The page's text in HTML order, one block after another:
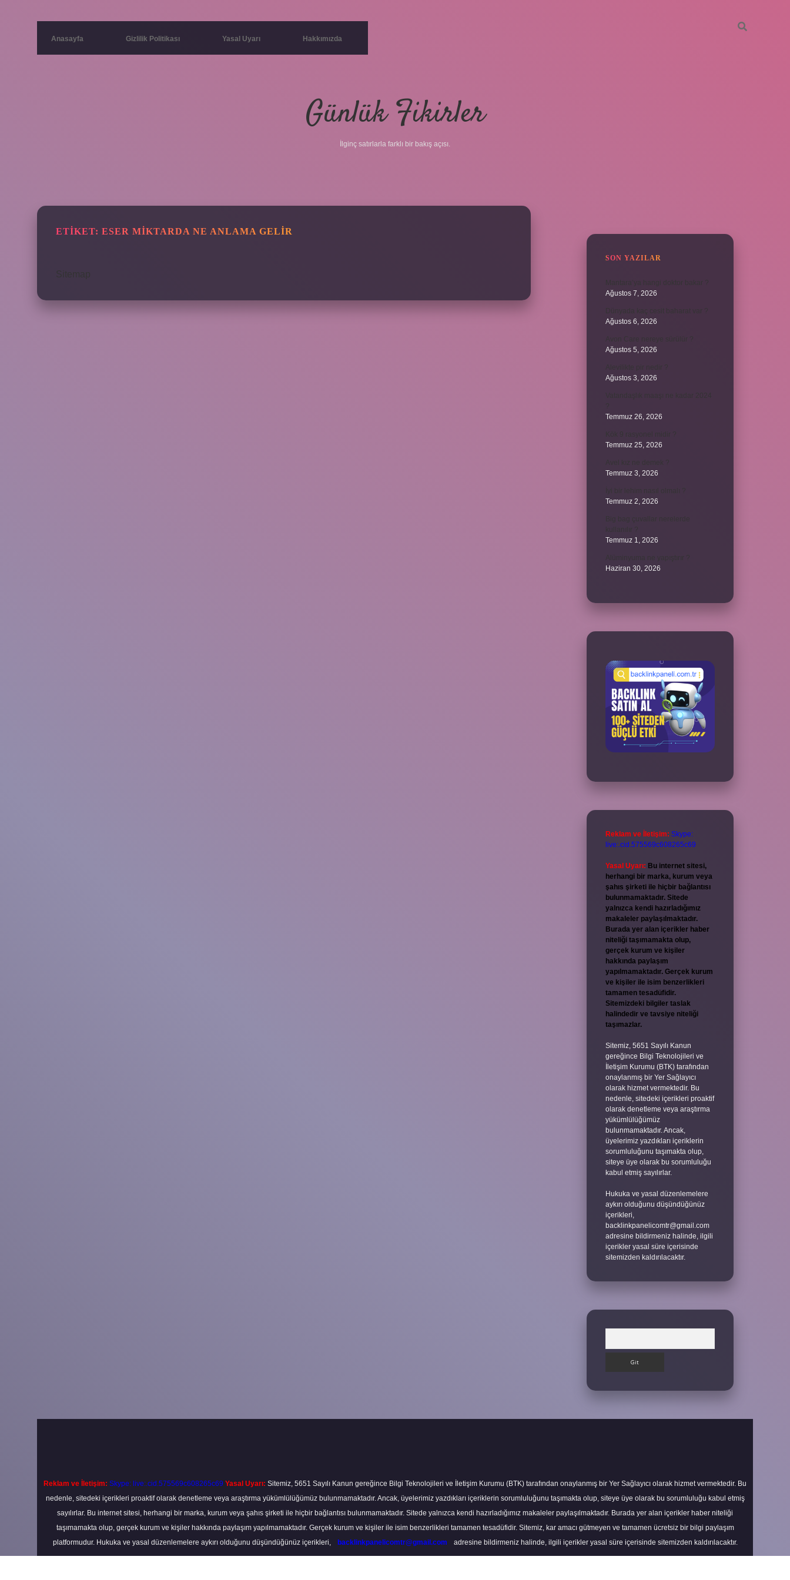
Anasayfa Gizlilik Politikası Yasal Uyarı Hakkımızda
Günlük Fikirler
İlginç satırlarla farklı bir bakış açısı.
ETIKET: ESER MIKTARDA NE ANLAMA GELIR
SON YAZILAR
Ağustos 7, 2026
Ağustos 6, 2026
Ağustos 5, 2026
Ağustos 3, 2026
Temmuz 26, 2026
Temmuz 25, 2026
Temmuz 3, 2026
Temmuz 2, 2026
Temmuz 1, 2026
Haziran 30, 2026
Reklam ve İletişim: Skype:
live:.cid.575569c608265c69
Yasal Uyarı: Bu internet sitesi,
herhangi bir marka, kurum veya
şahıs şirketi ile hiçbir bağlantısı
bulunmamaktadır. Sitede
yalnızca kendi hazırladığımız
makaleler paylaşılmaktadır.
Burada yer alan içerikler haber
niteliği taşımamakta olup,
gerçek kurum ve kişiler
hakkında paylaşım
yapılmamaktadır. Gerçek kurum
ve kişiler ile isim benzerlikleri
tamamen tesadüfidir.
Sitemizdeki bilgiler taslak
halindedir ve tavsiye niteliği
taşımazlar.
Sitemiz, 5651 Sayılı Kanun
gereğince Bilgi Teknolojileri ve
İletişim Kurumu (BTK) tarafından
onaylanmış bir Yer Sağlayıcı
olarak hizmet vermektedir. Bu
nedenle, sitedeki içerikleri proaktif
olarak denetleme veya araştırma
yükümlülüğümüz
bulunmamaktadır. Ancak,
üyelerimiz yazdıkları içeriklerin
sorumluluğunu taşımakta olup,
siteye üye olarak bu sorumluluğu
kabul etmiş sayılırlar.
Hukuka ve yasal düzenlemelere
aykırı olduğunu düşündüğünüz
içerikleri,
backlinkpanelicomtr@gmail.com
adresine bildirmeniz halinde, ilgili
içerikler yasal süre içerisinde
sitemizden kaldırılacaktır.
Reklam ve İletişim: Skype: live:.cid.575569c608265c69 Yasal Uyarı: Sitemiz, 5651 Sayılı Kanun gereğince Bilgi Teknolojileri ve İletişim Kurumu (BTK) tarafından onaylanmış bir Yer Sağlayıcı olarak hizmet vermektedir. Bu
nedenle, sitedeki içerikleri proaktif olarak denetleme veya araştırma yükümlülüğümüz bulunmamaktadır. Ancak, üyelerimiz yazdıkları içeriklerin sorumluluğunu taşımakta olup, siteye üye olarak bu sorumluluğu kabul etmiş
sayılırlar. Bu internet sitesi, herhangi bir marka, kurum veya şahıs şirketi ile hiçbir bağlantısı bulunmamaktadır. Sitede yalnızca kendi hazırladığımız makaleler paylaşılmaktadır. Burada yer alan içerikler haber niteliği
taşımamakta olup, gerçek kurum ve kişiler hakkında paylaşım yapılmamaktadır. Gerçek kurum ve kişiler ile isim benzerlikleri tamamen tesadüfidir. Sitemiz, kar amacı gütmeyen ve tamamen ücretsiz bir bilgi paylaşım
platformudur. Hukuka ve yasal düzenlemelere aykırı olduğunu düşündüğünüz içerikleri,
backlinkpanelicomtr@gmail.com adresine bildirmeniz halinde, ilgili içerikler yasal süre içerisinde sitemizden kaldırılacaktır.